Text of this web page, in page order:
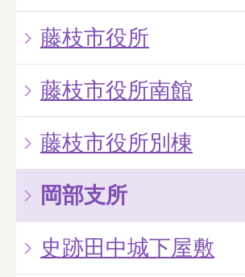
藤枝市役所
藤枝市役所南館
藤枝市役所別棟
岡部支所
史跡田中城下屋敷